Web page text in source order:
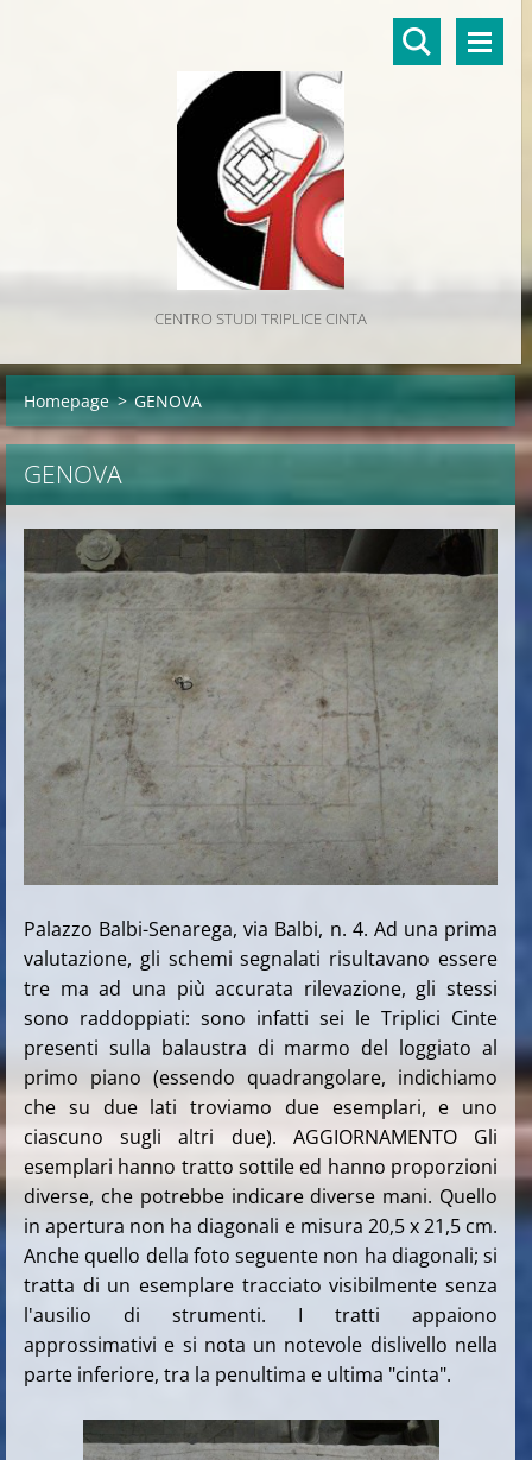
CENTRO STUDI TRIPLICE CINTA
Homepage > GENOVA
GENOVA
Palazzo Balbi-Senarega, via Balbi, n. 4. Ad una prima
valutazione, gli schemi segnalati risultavano essere
tre ma ad una più accurata rilevazione, gli stessi
sono raddoppiati: sono infatti sei le Triplici Cinte
presenti sulla balaustra di marmo del loggiato al
primo piano (essendo quadrangolare, indichiamo
che su due lati troviamo due esemplari, e uno
ciascuno sugli altri due). AGGIORNAMENTO Gli
esemplari hanno tratto sottile ed hanno proporzioni
diverse, che potrebbe indicare diverse mani. Quello
in apertura non ha diagonali e misura 20,5 x 21,5 cm.
Anche quello della foto seguente non ha diagonali; si
tratta di un esemplare tracciato visibilmente senza
l'ausilio di strumenti. I tratti appaiono
approssimativi e si nota un notevole dislivello nella
parte inferiore, tra la penultima e ultima "cinta".